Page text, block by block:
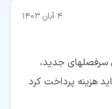
۴ آبان ۱۴۰۳
سرفصلهای جدید،
هزینه پرداخت کرد